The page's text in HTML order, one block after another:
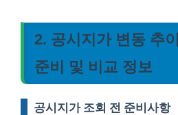
2. 공시지가 변동 추
준비 및 비교 정보
공시지가 조회 전 준비사항